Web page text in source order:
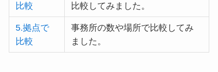
比較
比較してみました。
5.拠点で
比較
事務所の数や場所で比較してみ
ました。